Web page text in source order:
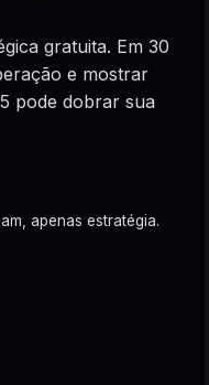
gratuita. Em 30
e mostrar
pode dobrar sua
apenas estratégia.